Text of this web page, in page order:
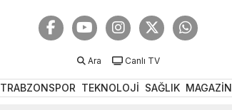
Ara Canlı TV
TRABZONSPOR TEKNOLOJİ SAĞLIK MAGAZİN